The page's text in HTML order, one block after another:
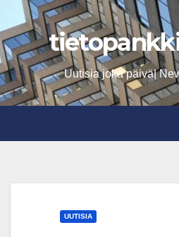
to
content
Uutisia joka päivä|
UUTISIA